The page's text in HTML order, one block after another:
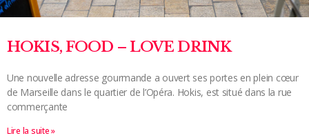
HOKIS, FOOD – LOVE DRINK
Une nouvelle adresse gourmande a ouvert ses portes en plein cœur
de Marseille dans le quartier de l’Opéra. Hokis, est situé dans la rue
commerçante
Lire la suite »